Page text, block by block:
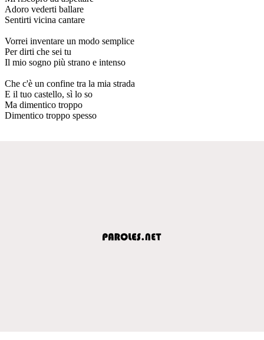
Adoro vederti ballare
Sentirti vicina cantare
Vorrei inventare un modo semplice
Per dirti che sei tu
Il mio sogno più strano e intenso
Che c'è un confine tra la mia strada
E il tuo castello, sì lo so
Ma dimentico troppo
Dimentico troppo spesso